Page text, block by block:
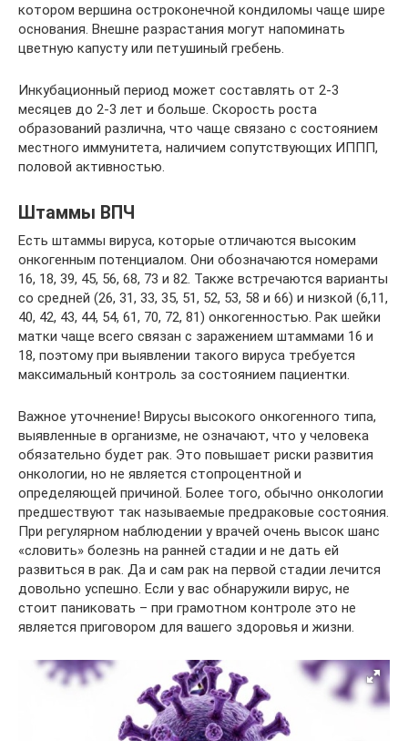
котором вершина остроконечной кондиломы чаще шире
основания. Внешне разрастания могут напоминать
цветную капусту или петушиный гребень.
Инкубационный период может составлять от 2-3
месяцев до 2-3 лет и больше. Скорость роста
образований различна, что чаще связано с состоянием
местного иммунитета, наличием сопутствующих ИППП,
половой активностью.
Штаммы ВПЧ
Есть штаммы вируса, которые отличаются высоким
онкогенным потенциалом. Они обозначаются номерами
16, 18, 39, 45, 56, 68, 73 и 82. Также встречаются варианты
со средней (26, 31, 33, 35, 51, 52, 53, 58 и 66) и низкой (6,11,
40, 42, 43, 44, 54, 61, 70, 72, 81) онкогенностью. Рак шейки
матки чаще всего связан с заражением штаммами 16 и
18, поэтому при выявлении такого вируса требуется
максимальный контроль за состоянием пациентки.
Важное уточнение! Вирусы высокого онкогенного типа,
выявленные в организме, не означают, что у человека
обязательно будет рак. Это повышает риски развития
онкологии, но не является стопроцентной и
определяющей причиной. Более того, обычно онкологии
предшествуют так называемые предраковые состояния.
При регулярном наблюдении у врачей очень высок шанс
«словить» болезнь на ранней стадии и не дать ей
развиться в рак. Да и сам рак на первой стадии лечится
довольно успешно. Если у вас обнаружили вирус, не
стоит паниковать – при грамотном контроле это не
является приговором для вашего здоровья и жизни.